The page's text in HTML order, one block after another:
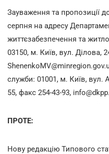
Зауваження та пропозиції
серпня на адресу
життєзабезпечення та
03150, м. Київ, вул. Ділова,
служби: 01001, м. Київ, вул.
55, факс 254-43-93,
ПРОТЕ:
Нову редакцію Типового